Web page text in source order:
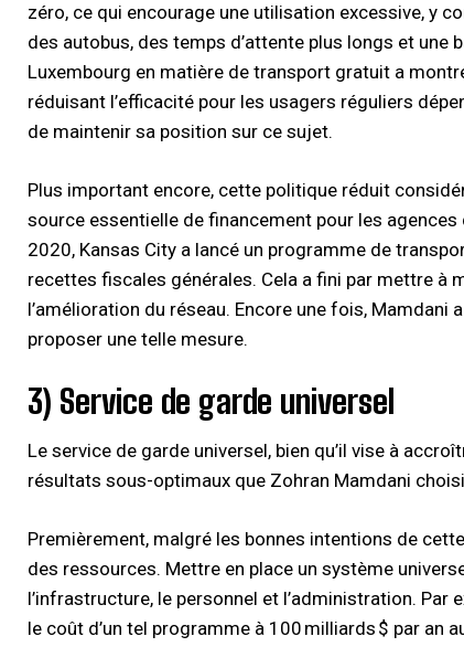
zéro, ce qui encourage une utilisation excessive, y
des autobus, des temps d’attente plus longs et une
Luxembourg en matière de transport gratuit a
réduisant l’efficacité pour les usagers réguliers
de maintenir sa position sur ce sujet.
Plus important encore, cette politique réduit
source essentielle de financement pour les
2020, Kansas City a lancé un programme de
recettes fiscales générales. Cela a fini par mettre à
l’amélioration du réseau. Encore une fois,
proposer une telle mesure.
3) Service de garde universel
Le service de garde universel, bien qu’il vise à
résultats sous-optimaux que Zohran Mamdani
Premièrement, malgré les bonnes intentions de
des ressources. Mettre en place un système
l’infrastructure, le personnel et l’administration.
le coût d’un tel programme à 100 milliards $ par an